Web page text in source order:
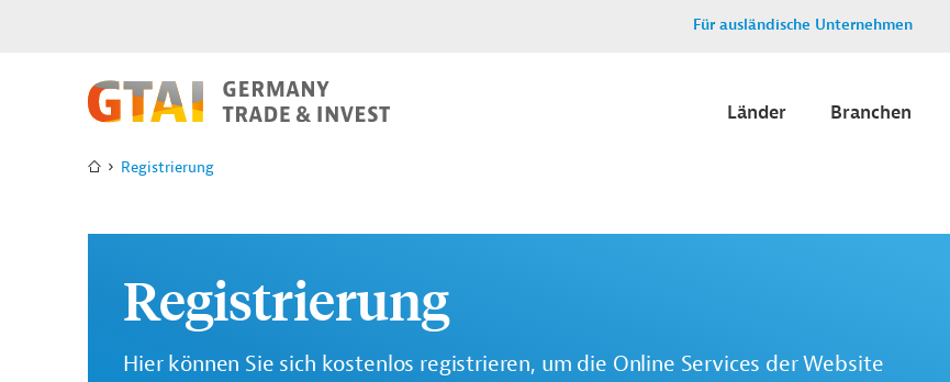
Für ausländische Unternehmen
Länder Branchen
Registrierung
Registrierung
Hier können Sie sich kostenlos registrieren, um die Online Services der Website